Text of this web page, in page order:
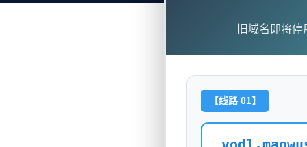
旧域名即将
【线路 01】